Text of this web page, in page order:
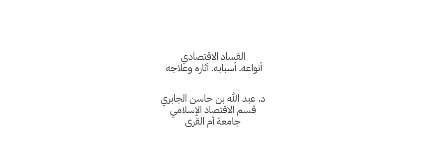
الفساد الاقتصادي
أنواعه. أسبابه. آثاره وعلاجه
د. عبد الله بن حاسن الجابري
قسم الاقتصاد الإسلامي
جامعة أم القرى